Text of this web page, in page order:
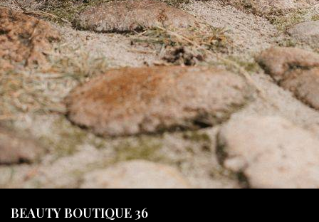
BEAUTY BOUTIQUE 36